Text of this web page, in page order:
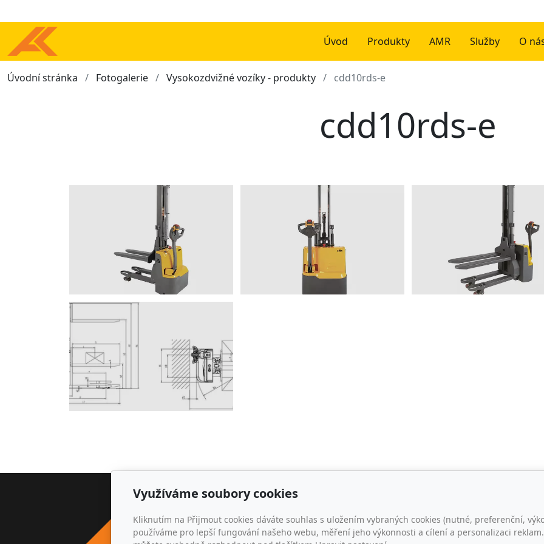
Úvod Produkty AMR Služby O
Úvodní stránka Fotogalerie Vysokozdvižné vozíky - produkty cdd10rds-e
cdd10rds-e
Adresa
AKIR s.r.o.
info@akir.cz
Využíváme soubory cookies
Kliknutím na Přijmout cookies dáváte souhlas s uložením vybraných cookies (nutné, preferenční,
používáme pro lepší fungování našeho webu, měření jeho výkonnosti a cílení a personalizaci